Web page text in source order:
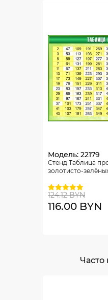
Модель: 22179
Стенд Таблица
золотисто-
124.12 BYN
116.00 BYN
Часто